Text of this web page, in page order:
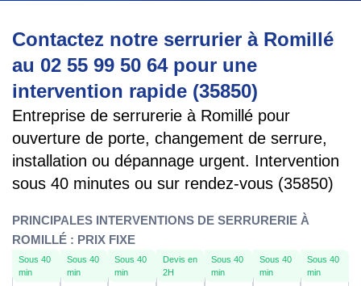
Contactez notre serrurier à Romillé
au 02 55 99 50 64 pour une
intervention rapide (35850)
Entreprise de serrurerie à Romillé pour
ouverture de porte, changement de serrure,
installation ou dépannage urgent. Intervention
sous 40 minutes ou sur rendez-vous (35850)
PRINCIPALES INTERVENTIONS DE SERRURERIE À
ROMILLÉ : PRIX FIXE
Sous 40
min
Sous 40
min
Sous 40
min
Devis en
2H
Sous 40
min
Sous 40
min
Sous 40
min